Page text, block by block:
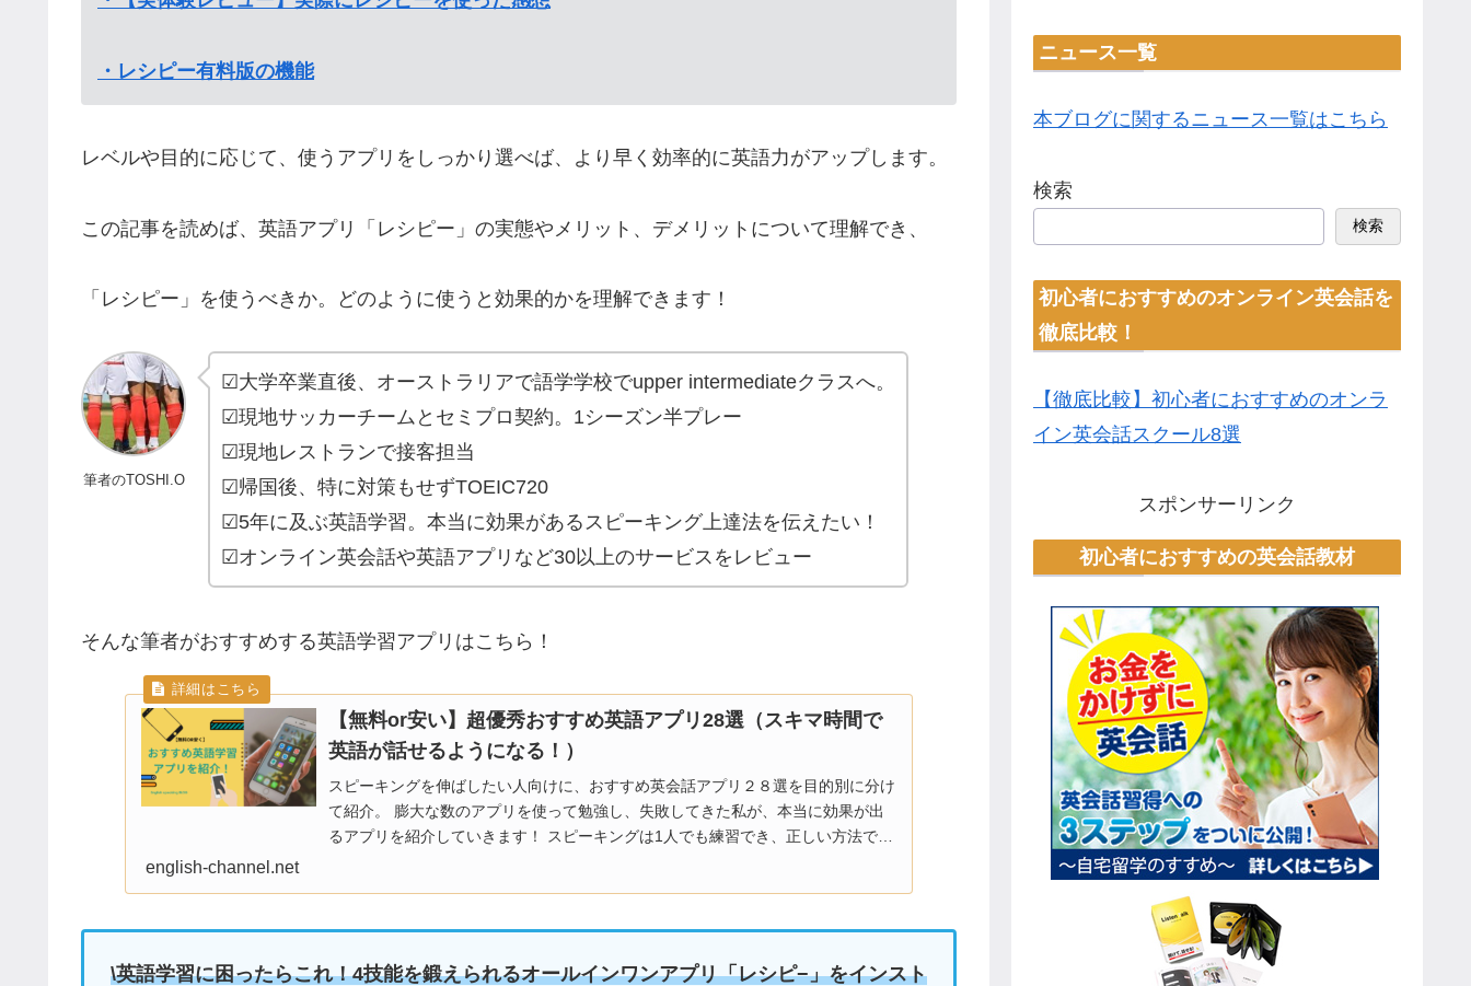
・レシピー有料版の機能
レベルや目的に応じて、使うアプリをしっかり選べば、より早く効率的に英語力がアップします。
この記事を読めば、英語アプリ「レシピー」の実態やメリット、デメリットについて理解でき、
「レシピー」を使うべきか。どのように使うと効果的かを理解できます！
筆者のTOSHI.O
☑大学卒業直後、オーストラリアで語学学校でupper intermediateクラスへ。
☑現地サッカーチームとセミプロ契約。1シーズン半プレー
☑現地レストランで接客担当
☑帰国後、特に対策もせずTOEIC720
☑5年に及ぶ英語学習。本当に効果があるスピーキング上達法を伝えたい！
☑オンライン英会話や英語アプリなど30以上のサービスをレビュー
そんな筆者がおすすめする英語学習アプリはこちら！
【無料or安い】超優秀おすすめ英語アプリ28選（スキマ時間で
英語が話せるようになる！）
スピーキングを伸ばしたい人向けに、おすすめ英会話アプリ２８選を目的別に分け
て紹介。 膨大な数のアプリを使って勉強し、失敗してきた私が、本当に効果が出
るアプリを紹介していきます！ スピーキングは1人でも練習でき、正しい方法で行
english-channel.net
\英語学習に困ったらこれ！4技能を鍛えられるオールインワンアプリ「レシピ−」をインスト
ニュース一覧
本ブログに関するニュース一覧はこちら
検索
検索
初心者におすすめのオンライン英会話を
徹底比較！
【徹底比較】初心者におすすめのオンラ
イン英会話スクール8選
スポンサーリンク
初心者におすすめの英会話教材